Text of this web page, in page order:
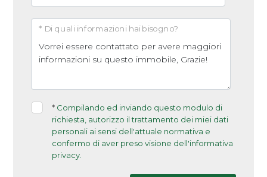
* Di quali informazioni hai bisogno?
* Compilando ed inviando questo modulo di
richiesta, autorizzo il trattamento dei miei dati
personali ai sensi dell'attuale normativa e
confermo di aver preso visione dell'informativa
privacy.